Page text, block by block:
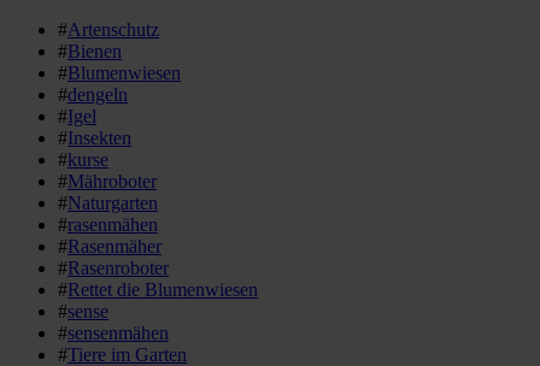
#Artenschutz
#Bienen
#Blumenwiesen
#dengeln
#Igel
#Insekten
#kurse
#Mähroboter
#Naturgarten
#rasenmähen
#Rasenmäher
#Rasenroboter
#Rettet die Blumenwiesen
#sense
#sensenmähen
#Tiere im Garten